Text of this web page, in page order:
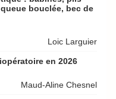
bouclée, bec de
Loic Larguier
en 2026
Maud-Aline Chesnel